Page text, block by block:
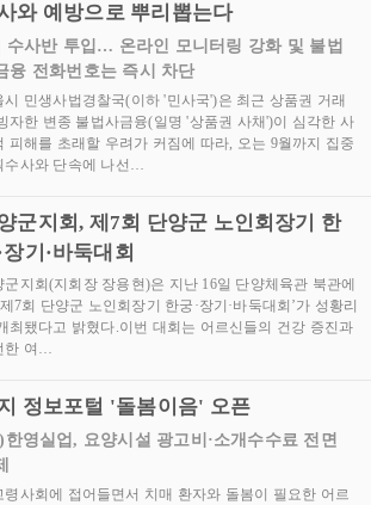
와 예방으로 뿌리뽑는다
수사반 투입… 온라인 모니터링 강화 및 불법
융 전화번호는 즉시 차단
시 민생사법경찰국(이하 '민사국')은 최근 상품권 거래
자한 변종 불법사금융(일명 '상품권 사채')이 심각한 사
피해를 초래할 우려가 커짐에 따라, 오는 9월까지 집중
수사와 단속에 나선…
군지회, 제7회 단양군 노인회장기 한
장기·바둑대회
군지회(지회장 장용현)은 지난 16일 단양체육관 북관에
7회 단양군 노인회장기 한궁·장기·바둑대회’가 성황리
최됐다고 밝혔다.이번 대회는 어르신들의 건강 증진과
한 여…
정보포털 '돌봄이음' 오픈
한영실업, 요양시설 광고비·소개수수료 전면
령사회에 접어들면서 치매 환자와 돌봄이 필요한 어르